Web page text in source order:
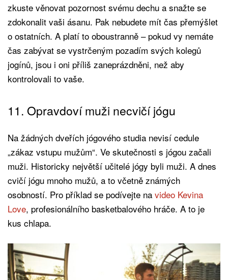
zkuste věnovat pozornost svému dechu a snažte se
zdokonalit vaši ásanu. Pak nebudete mít čas přemýšlet
o ostatních. A platí to oboustranně – pokud vy nemáte
čas zabývat se vystrčeným pozadím svých kolegů
jogínů, jsou i oni příliš zaneprázdněni, než aby
kontrolovali to vaše.
11. Opravdoví muži necvičí jógu
Na žádných dveřích jógového studia nevisí cedule
„zákaz vstupu mužům“. Ve skutečnosti s jógou začali
muži. Historicky největší učitelé jógy byli muži. A dnes
cvičí jógu mnoho mužů, a to včetně známých
osobností. Pro příklad se podívejte na video Kevina
Love, profesionálního basketbalového hráče. A to je
kus chlapa.